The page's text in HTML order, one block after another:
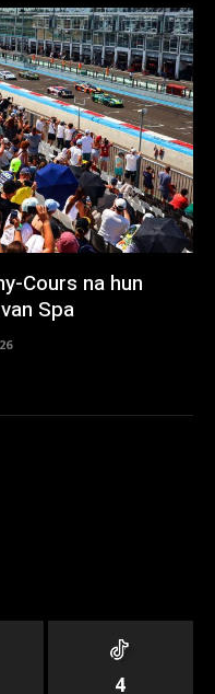
Cours na hun
Spa
4